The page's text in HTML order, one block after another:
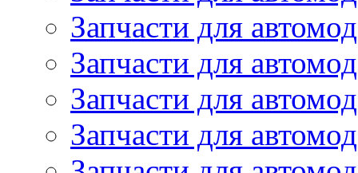
Запчасти для
Запчасти для
Запчасти для
Запчасти для